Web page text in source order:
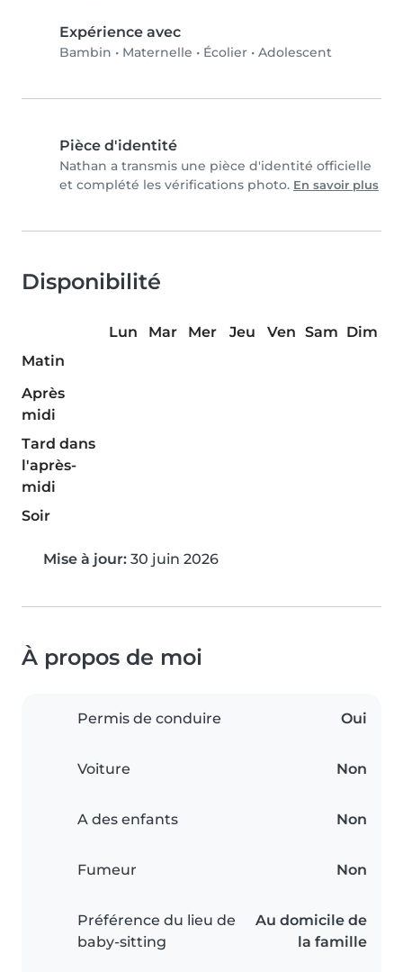
Expérience avec
Bambin • Maternelle • Écolier • Adolescent
Pièce d'identité
Nathan a transmis une pièce d'identité officielle
et complété les vérifications photo. En savoir plus
Disponibilité
Lun Mar Mer Jeu Ven Sam Dim
Matin
Après
midi
Tard dans
l'après-
midi
Soir
Mise à jour: 30 juin 2026
À propos de moi
Permis de conduire Oui
Voiture Non
A des enfants Non
Fumeur Non
Préférence du lieu de
baby-sitting
Au domicile de
la famille